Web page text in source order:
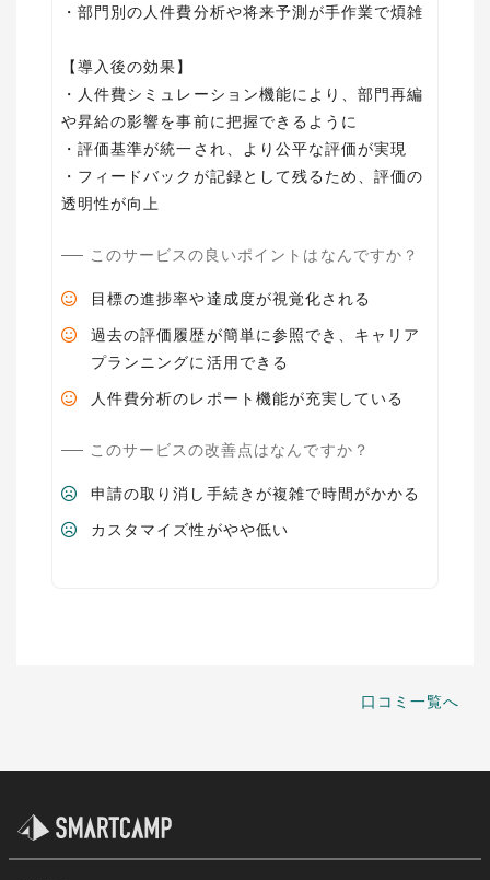
・部門別の人件費分析や将来予測が手作業で煩雑
【導入後の効果】
・人件費シミュレーション機能により、部門再編
や昇給の影響を事前に把握できるように
・評価基準が統一され、より公平な評価が実現
・フィードバックが記録として残るため、評価の
透明性が向上
このサービスの良いポイントはなんですか？
目標の進捗率や達成度が視覚化される
過去の評価履歴が簡単に参照でき、キャリア
プランニングに活用できる
人件費分析のレポート機能が充実している
このサービスの改善点はなんですか？
申請の取り消し手続きが複雑で時間がかかる
カスタマイズ性がやや低い
口コミ一覧へ